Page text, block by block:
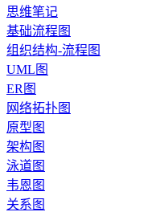
思维笔记
基础流程图
组织结构-流程图
UML图
ER图
网络拓扑图
原型图
架构图
泳道图
韦恩图
关系图